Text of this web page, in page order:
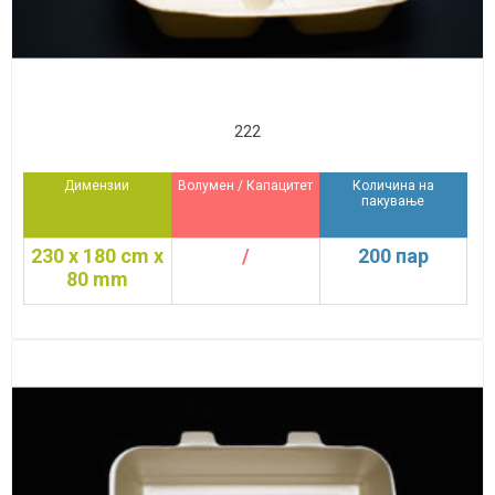
222
Димензии Волумен / Капацитет
Количина на
пакување
230 x 180 cm x
80 mm
/ 200 пар